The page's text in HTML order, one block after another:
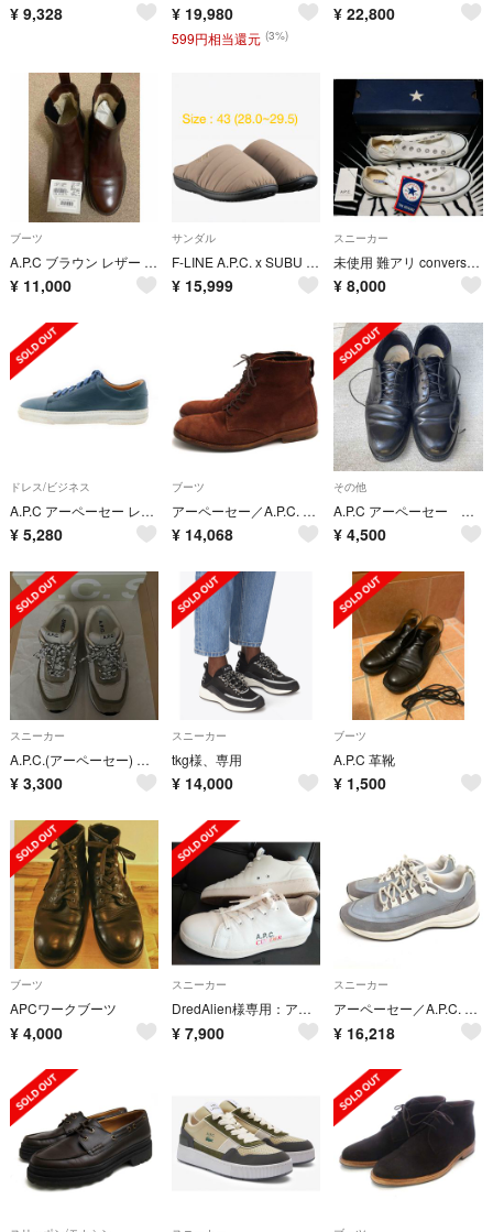
¥ 9,328 ¥ 19,980
599円相当還元 (3%)
¥ 22,800
ブーツ
A.P.C ブラウン レザー サイドゴアブーツ 26.5cm
¥ 11,000
サンダル
F-LINE A.P.C. x SUBU キルティングサンダル
¥ 15,999
スニーカー
未使用 難アリ converse ×APC ALLSTAR OX 24.5cｍ
¥ 8,000
ドレス/ビジネス
A.P.C アーペーセー レザーシューズ ローカットスニーカー ブルー 39
¥ 5,280
ブーツ
アーペーセー／A.P.C. レースアップブーツ シューズ 靴 メンズ 男性 男性用 スエード スウェード レザー 革 本革 ブラウン 茶 H53007 DERBY WESTERN レザーソール プレーントゥ
¥ 14,068
その他
A.P.C アーペーセー ポストマンシューズ
¥ 4,500
スニーカー
A.P.C.(アーペーセー) スニーカー27.5cm TEENAGE MARY
¥ 3,300
スニーカー
tkg様、専用
¥ 14,000
ブーツ
A.P.C 革靴
¥ 1,500
ブーツ
APCワークブーツ
¥ 4,000
スニーカー
DredAlien様専用：アーペーセー キッドカディ 白 26.5センチ
¥ 7,900
スニーカー
アーペーセー／A.P.C. シューズ スニーカー 靴 ローカット メンズ 男性 男性用レザー 革 本革 グレー 灰色 TECHNO HOMME
¥ 16,218